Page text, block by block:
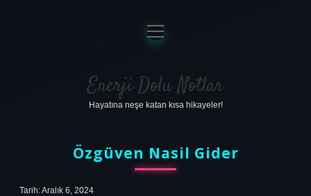
Anasayfa
Gizlilik Politikası
Yasal Uyarı
menüyü
aç
Enerji Dolu Notlar
Hayatına neşe katan kısa hikayeler!
Özgüven Nasil Gider
Tarih: Aralık 6, 2024